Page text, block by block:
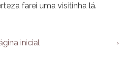
farei uma visitinha lá.
›
inicial